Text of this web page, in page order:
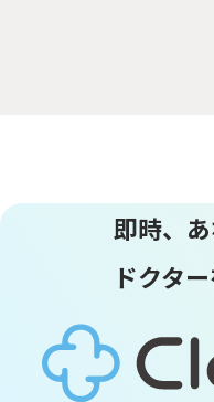
即時、
ドクタ